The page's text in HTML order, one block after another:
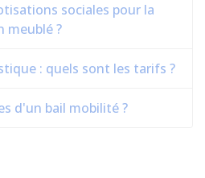
sociales pour la
meublé ?
: quels sont les tarifs ?
d'un bail mobilité ?